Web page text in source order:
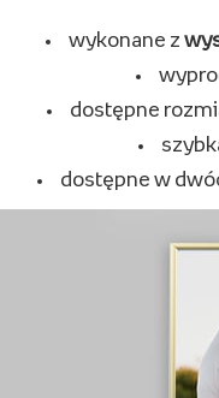
wykonane z
dostępne
dostępne w